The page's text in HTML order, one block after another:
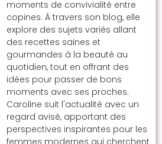
moments de convivialité entre
copines. À travers son blog, elle
explore des sujets variés allant
des recettes saines et
gourmandes à la beauté au
quotidien, tout en offrant des
idées pour passer de bons
moments avec ses proches.
Caroline suit l'actualité avec un
regard avisé, apportant des
perspectives inspirantes pour les